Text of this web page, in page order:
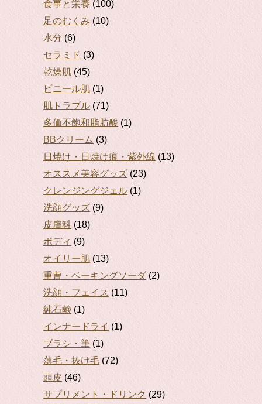
食事と栄養 (100)
足のむくみ (10)
水分 (6)
セラミド (3)
乾燥肌 (45)
ビニール肌 (1)
肌トラブル (71)
多価不飽和脂肪酸 (1)
BBクリーム (3)
日焼け・日焼け痕・紫外線 (13)
オススメ美容グッズ (23)
クレンジングジェル (1)
洗顔グッズ (9)
皮膚科 (18)
ボディ (9)
オイリー肌 (13)
重曹・ベーキングソーダ (2)
洗顔・フェイス (11)
純石鹸 (1)
インナードライ (1)
ブラシ・筆 (1)
薄毛・抜け毛 (72)
頭皮 (46)
サプリメント・ドリンク (29)